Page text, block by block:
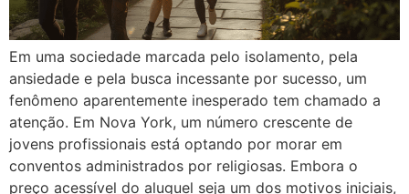
Em uma sociedade marcada pelo isolamento, pela
ansiedade e pela busca incessante por sucesso, um
fenômeno aparentemente inesperado tem chamado a
atenção. Em Nova York, um número crescente de
jovens profissionais está optando por morar em
conventos administrados por religiosas. Embora o
preço acessível do aluguel seja um dos motivos iniciais,